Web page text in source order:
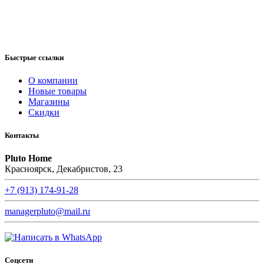
Быстрые ссылки
О компании
Новые товары
Магазины
Скидки
Контакты
Pluto Home
Красноярск, Декабристов, 23
+7 (913) 174-91-28
managerpluto@mail.ru
Соцсети